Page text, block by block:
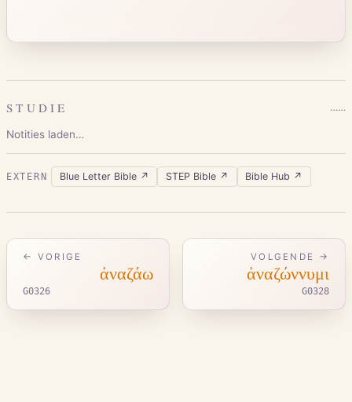
STUDIE ……
Notities laden…
EXTERN Blue Letter Bible↗ STEP Bible↗ Bible Hub ↗
← VORIGE
ἀναζάω
G0326
VOLGENDE →
ἀναζώννυμι
G0328